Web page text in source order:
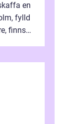
en
fylld
finns